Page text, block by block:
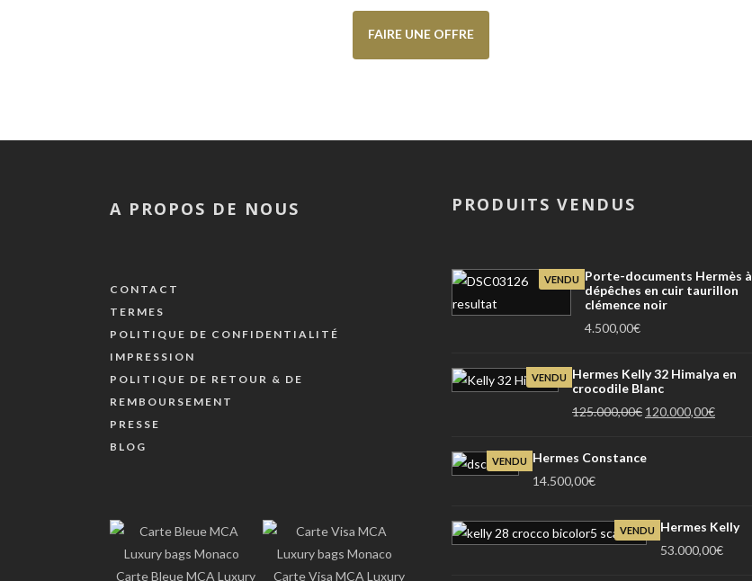
FAIRE UNE OFFRE
A PROPOS DE NOUS
CONTACT
TERMES
POLITIQUE DE CONFIDENTIALITÉ
IMPRESSION
POLITIQUE DE RETOUR & DE
REMBOURSEMENT
PRESSE
BLOG
Carte Bleue MCA Luxury Carte Visa MCA Luxury
PRODUITS VENDUS
VENDU
Porte-documents Hermès à
dépêches en cuir taurillon
clémence noir
4.500,00€
VENDU
Hermes Kelly 32 Himalya en
crocodile Blanc
125.000,00€ Le
initial
120.000,00€Le
VENDU
Hermes Constance
14.500,00€
VENDU
Hermes Kelly
53.000,00€